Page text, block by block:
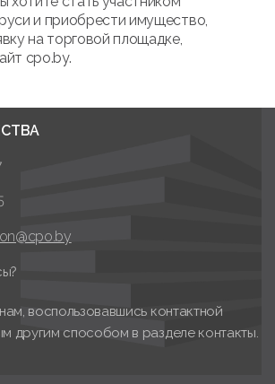
и приобрести имущество,
на торговой площадке,
cpo.by.
воспользовавшись контактной
другим способом в разделе контакты.